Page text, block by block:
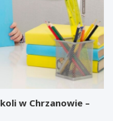
w Chrzanowie –